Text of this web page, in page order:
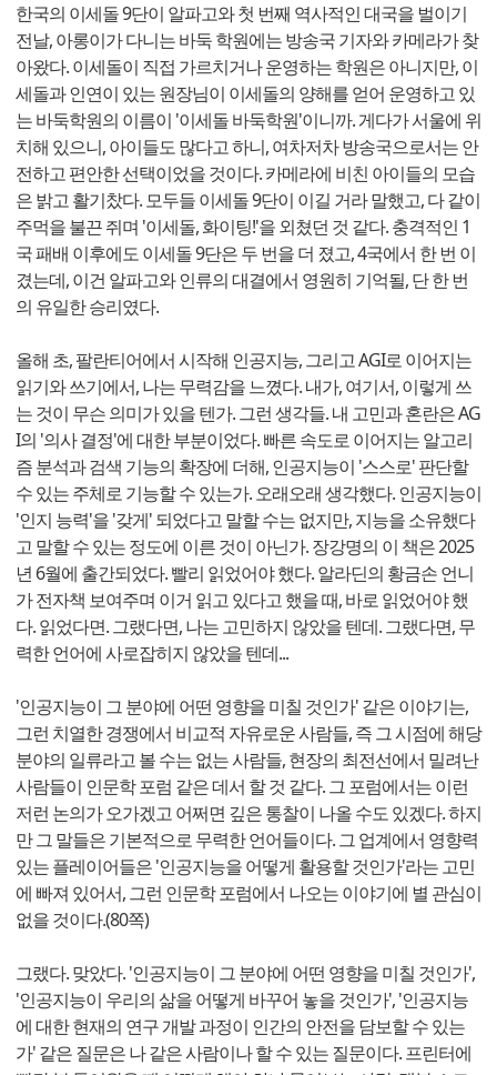
한국의 이세돌 9단이 알파고와 첫 번째 역사적인 대국을 벌이기
전날, 아롱이가 다니는 바둑 학원에는 방송국 기자와 카메라가 찾
아왔다. 이세돌이 직접 가르치거나 운영하는 학원은 아니지만, 이
세돌과 인연이 있는 원장님이 이세돌의 양해를 얻어 운영하고 있
는 바둑학원의 이름이 '이세돌 바둑학원'이니까. 게다가 서울에 위
치해 있으니, 아이들도 많다고 하니, 여차저차 방송국으로서는 안
전하고 편안한 선택이었을 것이다. 카메라에 비친 아이들의 모습
은 밝고 활기찼다. 모두들 이세돌 9단이 이길 거라 말했고, 다 같이
주먹을 불끈 쥐며 '이세돌, 화이팅!'을 외쳤던 것 같다. 충격적인 1
국 패배 이후에도 이세돌 9단은 두 번을 더 졌고, 4국에서 한 번 이
겼는데, 이건 알파고와 인류의 대결에서 영원히 기억될, 단 한 번
의 유일한 승리였다.
올해 초, 팔란티어에서 시작해 인공지능, 그리고 AGI로 이어지는
읽기와 쓰기에서, 나는 무력감을 느꼈다. 내가, 여기서, 이렇게 쓰
는 것이 무슨 의미가 있을 텐가. 그런 생각들. 내 고민과 혼란은 AG
I의 '의사 결정'에 대한 부분이었다. 빠른 속도로 이어지는 알고리
즘 분석과 검색 기능의 확장에 더해, 인공지능이 '스스로' 판단할
수 있는 주체로 기능할 수 있는가. 오래오래 생각했다. 인공지능이
'인지 능력'을 '갖게' 되었다고 말할 수는 없지만, 지능을 소유했다
고 말할 수 있는 정도에 이른 것이 아닌가. 장강명의 이 책은 2025
년 6월에 출간되었다. 빨리 읽었어야 했다. 알라딘의 황금손 언니
가 전자책 보여주며 이거 읽고 있다고 했을 때, 바로 읽었어야 했
다. 읽었다면. 그랬다면, 나는 고민하지 않았을 텐데. 그랬다면, 무
력한 언어에 사로잡히지 않았을 텐데...
'인공지능이 그 분야에 어떤 영향을 미칠 것인가' 같은 이야기는,
그런 치열한 경쟁에서 비교적 자유로운 사람들, 즉 그 시점에 해당
분야의 일류라고 볼 수는 없는 사람들, 현장의 최전선에서 밀려난
사람들이 인문학 포럼 같은 데서 할 것 같다. 그 포럼에서는 이런
저런 논의가 오가겠고 어쩌면 깊은 통찰이 나올 수도 있겠다. 하지
만 그 말들은 기본적으로 무력한 언어들이다. 그 업계에서 영향력
있는 플레이어들은 '인공지능을 어떻게 활용할 것인가'라는 고민
에 빠져 있어서, 그런 인문학 포럼에서 나오는 이야기에 별 관심이
없을 것이다.(80쪽)
그랬다. 맞았다. '인공지능이 그 분야에 어떤 영향을 미칠 것인가',
'인공지능이 우리의 삶을 어떻게 바꾸어 놓을 것인가', '인공지능
에 대한 현재의 연구 개발 과정이 인간의 안전을 담보할 수 있는
가' 같은 질문은 나 같은 사람이나 할 수 있는 질문이다. 프린터에